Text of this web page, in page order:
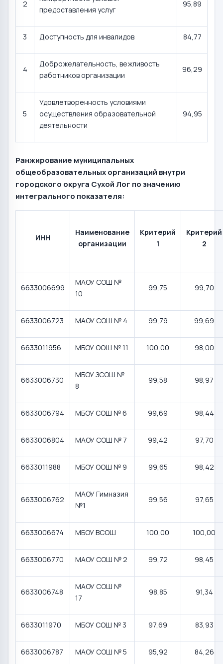
2
предоставления услуг
95,89
3 Доступность для инвалидов 84,77
4
Доброжелательность, вежливость
работников организации
96,29
5
Удовлетворенность условиями
осуществления образовательной
деятельности
94,95
Ранжирование муниципальных
общеобразовательных организаций внутри
городского округа Сухой Лог по значению
интегрального показателя:
ИНН
Наименование
организации
Критерий
1
Критерий
2
6633006699
МАОУ СОШ №
10
99,75 99,70
6633006723 МАОУ СОШ № 4 99,79 99,69
6633011956 МБОУ ООШ № 11 100,00 98,00
6633006730
МБОУ ЗСОШ №
8
99,58 98,97
6633006794 МБОУ СОШ № 6 99,69 98,44
6633006804 МАОУ СОШ № 7 99,42 97,70
6633011988 МБОУ ООШ № 9 99,65 98,42
6633006762
МАОУ Гимназия
№1
99,56 97,65
6633006674 МБОУ ВСОШ 100,00 100,00
6633006770 МАОУ СОШ № 2 99,72 98,45
6633006748
МАОУ СОШ №
17
98,85 91,34
6633011970 МБОУ СОШ № 3 97,69 83,93
6633006787 МАОУ СОШ № 5 95,92 84,26